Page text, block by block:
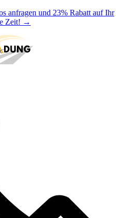
anfragen und 23% Rabatt auf Ihr
Zeit! →